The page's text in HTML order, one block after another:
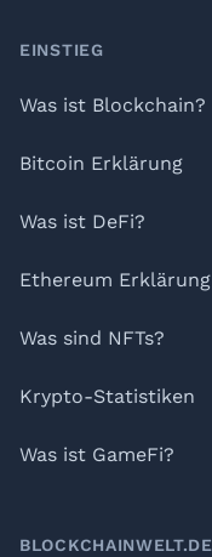
Footer
EINSTIEG
Was ist Blockchain?
Bitcoin Erklärung
Was ist DeFi?
Ethereum Erklärung
Was sind NFTs?
Krypto-Statistiken
Was ist GameFi?
BLOCKCHAINWELT.DE